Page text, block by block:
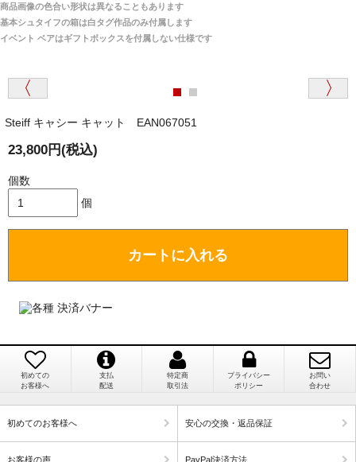
関税はすべて当店にて処理しますのでお客様のご負担
は一切ありません。
商品が届くまでにはどのくらいの期間がかかります
か？
国内で一度検品をしますので、決済確認後、２～４
週間でのお届けとなります。
（稀に、通関手続き等に時間がかかり、納期が遅れる
ます。）
注文のキャンセルは可能ですか？
お取り寄せ商品となっておりますため、仕入先へ発
個人情報の漏洩は大丈夫でしょうか？
お客様の個人上を送信するにあたり、当店では日本
おります。お買い物・お問い合わせで送信される全て
大阪府 Y・W 様 （男性）
「取り扱っているNetショップで一番信用出来
兵庫県 A・K 様 （女性）
「ベアちゃんの紹介分が丁寧に書かれていたこ
「購入してから商品到着までメールを何度か頂
き、対応に誠実さを感じました」
り」だったこと」
商品画像の色合い形状は異なることもあります
基本シュタイフの箱は白タグ作品のみ付属します
イベント ベアはギフトボックスを付属しない仕様です
Steiff キャシー キャット EAN067051
23,800円(税込)
個数
個
カートに入れる
初めての
お客様へ
支払
配送
特定商
取引法
プライバシー
ポリシー
お問い
合わせ
初めてのお客様へ 安心の交換・返品保証
お客様の声 PayPal決済方法